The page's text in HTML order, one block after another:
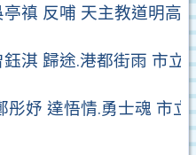
禛 反哺 天主教道明高
淇 歸途.港都街雨 市立
彤妤 達悟情.勇士魂 市